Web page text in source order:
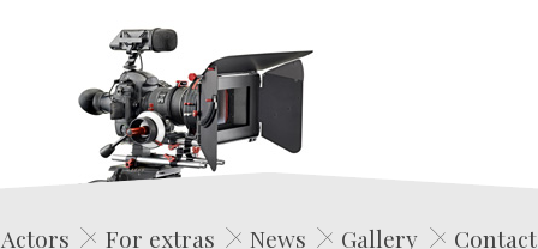
Edwin Film Agencja Aktorska
Actors For extras News Gallery
Contact